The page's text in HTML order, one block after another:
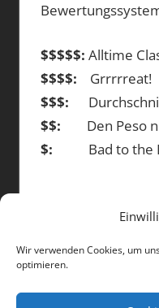
Wir verwenden Cookies, um
optimieren.
$$$$$: Alltime
$$$$: Grrrrreat!
$$$:
$$: Den Peso
$: Bad to the
DIE BEITRÄGE